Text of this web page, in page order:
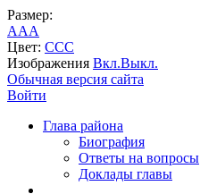
Размер:
AAA
Цвет: CCC
Изображения Вкл.Выкл.
Обычная версия сайта
Войти
Глава района
Биография
Ответы на вопросы
Доклады главы